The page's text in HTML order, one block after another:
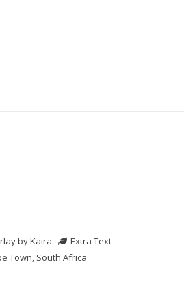
byKaira.
Extra Text
Town, South Africa